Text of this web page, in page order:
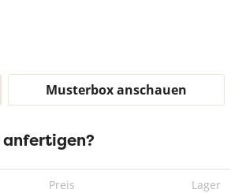
Musterbox anschauen
anfertigen?
Preis Lager